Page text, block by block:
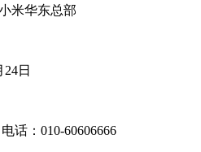
米华东总部
日
话：010-60606666